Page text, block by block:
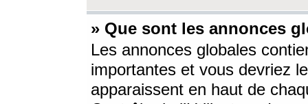
» Que sont les annonces
Les annonces globales
importantes et vous devriez
apparaissent en haut de